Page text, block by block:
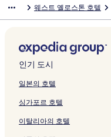
G
이
지
를
여
링
이
지
는
링
크
지
를
링
크
크
페
를
여
는
링
o
페
이
지
를
는
크
링
크
T
e
s
t
r
C
l
e
이
지
를
여
링
H
s
e
페
이
를
는
를
여
크
o
o
s
b
y
e
t
s
e
l
l
o
s
o
g
이
지
를
여
링
M
e
l
-
A
u
t
b
s
A
t
Y
l
o
W
e
Y
e
l
l
w
t
e
W
e
s
t
n
n
n
이
지
를
여
링
m
a
W
e
s
t
e
l
e
e
r
M
o
e
페
웨스트 옐로스톤 호텔
인기 도시
일본의 호텔
싱가포르 호텔
이탈리아의 호텔